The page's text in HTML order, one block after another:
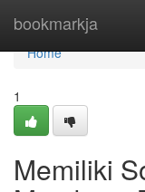
bookmarkja
Home
Home
1
Memiliki